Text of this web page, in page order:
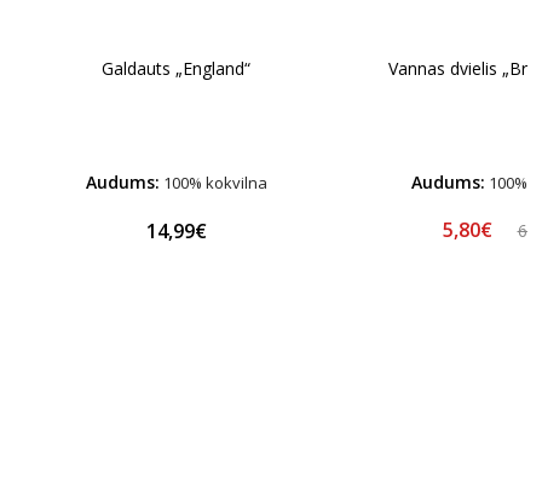
Galdauts „England“
Audums: 100% kokvilna
14,99€
Vannas dvielis
Audums: 100%
5,80€